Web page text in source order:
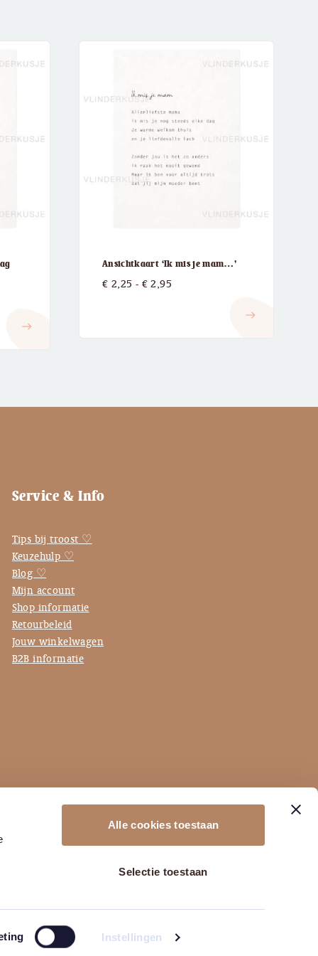
Instellingen
Alle cookies toestaan
Selectie toestaan
east
Ansichtkaart ‘Ik mis je mam…’
€ 2,25 - € 2,95
east
Service & Info
Tips bij troost ♡
Keuzehulp ♡
Blog ♡
Mijn account
Shop informatie
Retourbeleid
Jouw winkelwagen
B2B informatie